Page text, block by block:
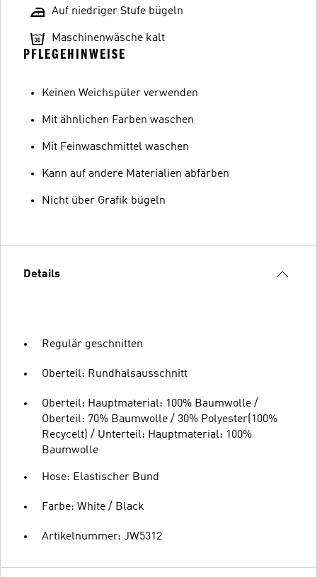
Auf niedriger Stufe bügeln
Maschinenwäsche kalt
PFLEGEHINWEISE
Keinen Weichspüler verwenden
Mit ähnlichen Farben waschen
Mit Feinwaschmittel waschen
Kann auf andere Materialien abfärben
Nicht über Grafik bügeln
Details
Regulär geschnitten
Oberteil: Rundhalsausschnitt
Oberteil: Hauptmaterial: 100% Baumwolle /
Oberteil: 70% Baumwolle / 30% Polyester(100%
Recycelt) / Unterteil: Hauptmaterial: 100%
Baumwolle
Hose: Elastischer Bund
Farbe: White / Black
Artikelnummer: JW5312